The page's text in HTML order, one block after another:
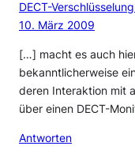
DECT-
10. März 2009
[…] macht es auch
bekanntlicherweise
deren Interaktion mit
über einen DECT-
Antworten